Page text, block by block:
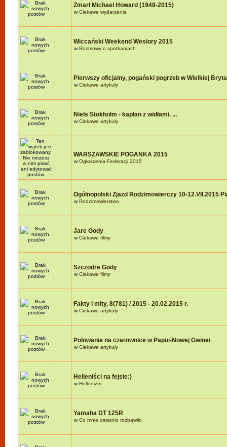
Zmarł Michael Howard (1948-2015)
wCiekawe wydarzenia
Wiccański Weekend Wesiory 2015
wRozmowy o spotkaniach
Pierwszy oficjalny, pogański pogrzeb w Wielkiej
wCiekawe artykuły
Niels Stokholm - kapłan z widłami. ...
wCiekawe artykuły
WARSZAWSKIE POGANKA 2015
wOgłoszenia Federacji 2015
Ogólnopolski Zjazd Rodzimowierczy 10-12.VII.2015
wRodzimowierstwo
Jare Gody
wCiekawe filmy
Szczodre Gody
wCiekawe filmy
Fakty i mity, 8(781) / 2015 - 20.02.2015 r.
wCiekawe artykuły
Polowania na czarownice w Papui-Nowej Gwinei
wCiekawe artykuły
Helleniści na fejsie:)
wHellenizm
Yamaha DT 125R
wCo mnie ostatnio rozbawiło